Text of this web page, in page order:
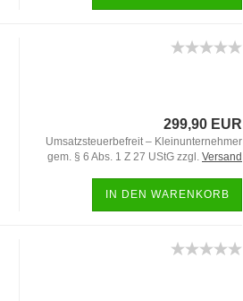
299,90 EUR
Umsatzsteuerbefreit – Kleinunternehmer
gem. § 6 Abs. 1 Z 27 UStG zzgl. Versand
IN DEN WARENKORB